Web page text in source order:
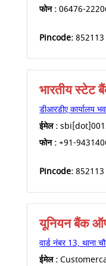
फोन :06476-
Pincode:852113
भारतीय स्टेट
डीआरडीए कार्यालय
ईमेल :
फोन :+91-
Pincode:852113
यूनियन बैंक
वार्ड नंबर 13, थाना
ईमेल :